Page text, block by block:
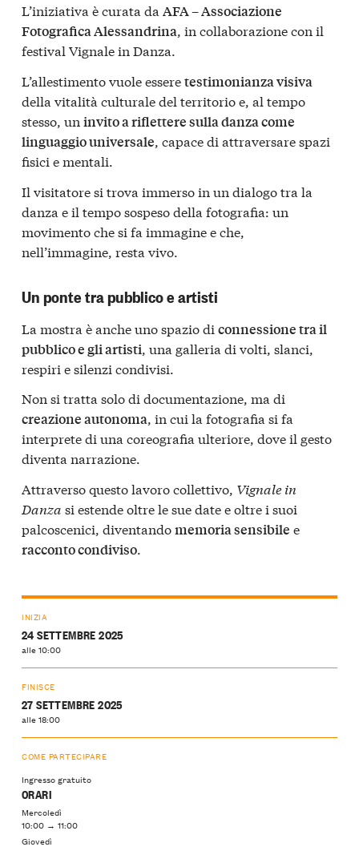
L’iniziativa è curata da AFA – Associazione
Fotografica Alessandrina, in collaborazione con il
festival Vignale in Danza.
L’allestimento vuole esseretestimonianza visiva
della vitalità culturale del territorio e, al tempo
stesso, un invito a riflettere sulla danza come
linguaggio universale, capace di attraversare spazi
fisici e mentali.
Il visitatore si trova immerso in un dialogo tra la
danza e il tempo sospeso della fotografia: un
movimento che si fa immagine e che,
nell’immagine, resta vivo.
Un ponte tra pubblico e artisti
La mostra è anche uno spazio di connessione tra il
pubblico e gli artisti, una galleria di volti, slanci,
respiri e silenzi condivisi.
Non si tratta solo di documentazione, ma di
creazione autonoma, in cui la fotografia si fa
interprete di una coreografia ulteriore, dove il gesto
diventa narrazione.
Attraverso questo lavoro collettivo, Vignale in
Danza si estende oltre le sue date e oltre i suoi
palcoscenici, diventandomemoria sensibile e
racconto condiviso.
INIZIA
24 SETTEMBRE 2025
alle 10:00
FINISCE
27 SETTEMBRE 2025
alle 18:00
COME PARTECIPARE
Ingresso gratuito
ORARI
Mercoledì
10:00 → 11:00
Giovedì